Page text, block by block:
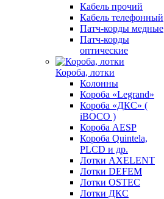
Кабель прочий
Кабель телефонный
Патч-корды медные
Патч-корды
оптические
Короба, лотки
Колонны
Короба «Legrand»
Короба «ДКС» (
iBOCO )
Короба AESP
Короба Quintela,
PLCD и др.
Лотки AXELENT
Лотки DEFEM
Лотки OSTEC
Лотки ДКС